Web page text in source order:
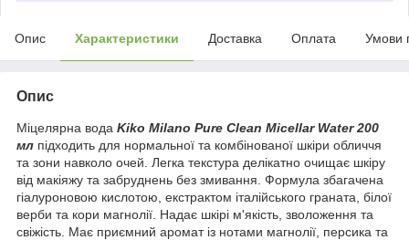
Опис Характеристики Доставка Оплата Умови
Опис
Міцелярна вода Kiko Milano Pure Clean Micellar Water 200
мл підходить для нормальної та комбінованої шкіри обличчя
та зони навколо очей. Легка текстура делікатно очищає шкіру
від макіяжу та забруднень без змивання. Формула збагачена
гіалуроновою кислотою, екстрактом італійського граната, білої
верби та кори магнолії. Надає шкірі м'якість, зволоження та
свіжість. Має приємний аромат із нотами магнолії, персика та